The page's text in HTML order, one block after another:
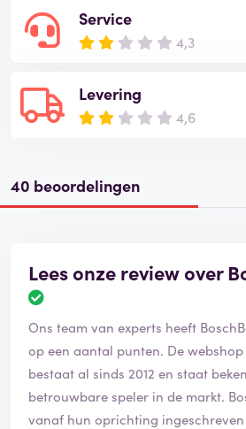
Service
4,3
Levering
4,6
40 beoordelingen
Lees onze review over
Ons team van experts heeft
op een aantal punten. De
bestaat al sinds 2012 en staat
betrouwbare speler in de markt.
vanaf hun oprichting